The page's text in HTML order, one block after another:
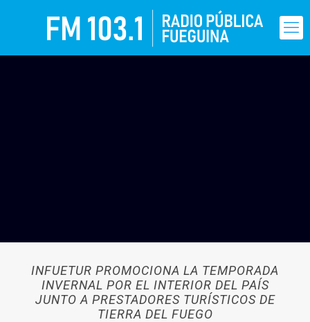
INFUETUR PROMOCIONA LA TEMPORADA
INVERNAL POR EL INTERIOR DEL PAÍS
JUNTO A PRESTADORES TURÍSTICOS DE
TIERRA DEL FUEGO